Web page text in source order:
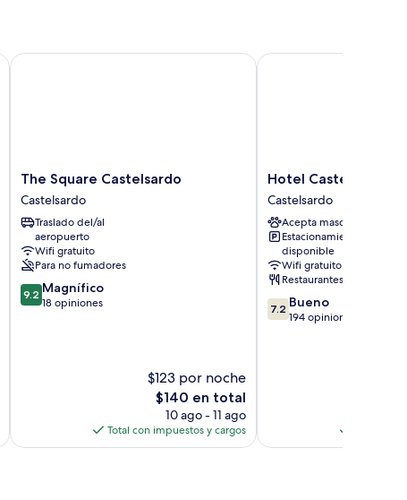
The
Square
Castelsardo
Castelsardo
The Square Castelsardo
Castelsardo
Traslado del/al
aeropuerto
Wifi gratuito
Para no fumadores
9.2
de
9.2 Magnífico
18 opiniones
$123 por noche
El
precio
actual
es
$140 en total
10 ago - 11 ago
Total con impuestos y cargos
The Square Castelsardo
Hotel
Castelsardo
Domus
Beach
Castelsardo
Hotel Castelsardo
Castelsardo
Acepta mascotas
Estacionamiento
disponible
Wifi gratuito
Restaurantes
7.2
de
7.2 Bueno
194 opiniones
Hotel Castelsardo